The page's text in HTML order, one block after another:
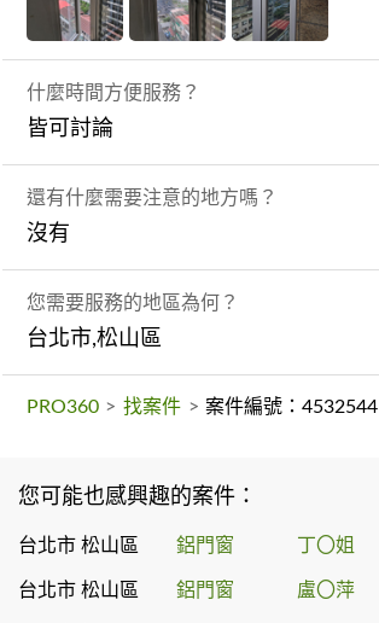
什麼時間方便服務？
皆可討論
還有什麼需要注意的地方嗎？
沒有
您需要服務的地區為何？
台北市,松山區
PRO360 > 找案件 > 案件編號：4532544
您可能也感興趣的案件：
台北市 松山區 鋁門窗 丁〇姐
台北市 松山區 鋁門窗 盧〇萍